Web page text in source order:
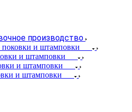
производство
и штамповки
и штамповки
и штамповки
и штамповки